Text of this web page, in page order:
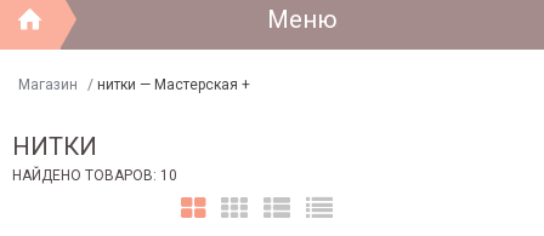
Меню
Магазин / нитки — Мастерская +
НИТКИ
НАЙДЕНО ТОВАРОВ: 10